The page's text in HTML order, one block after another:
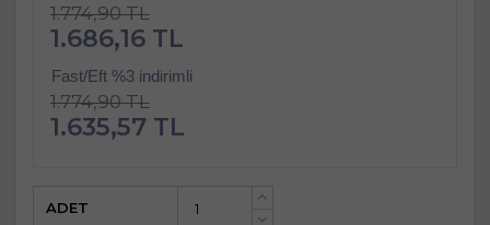
1.774,90 TL
1.686,16 TL
Fast/Eft %3 indirimli
1.774,90 TL
1.635,57 TL
+
ADET